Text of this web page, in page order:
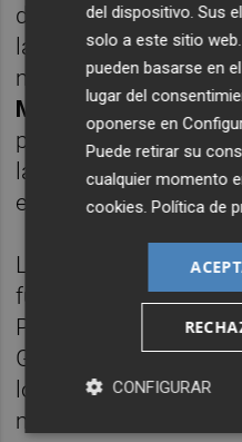
de Castelló que
lanzadas este
manifestación por la
Maduroen
primera edil a
lanzados por su
el acto.
Los alegatos contra
fueron más allá de la
Paz hubo insultos
Gobierno y a su
los próximos",
megáfono en mano,
del dispositivo. Sus
solo a este sitio
pueden basarse en
lugar del
oponerse en
Puede retirar su
cualquier momento
cookies.Política de
CONFIGURAR